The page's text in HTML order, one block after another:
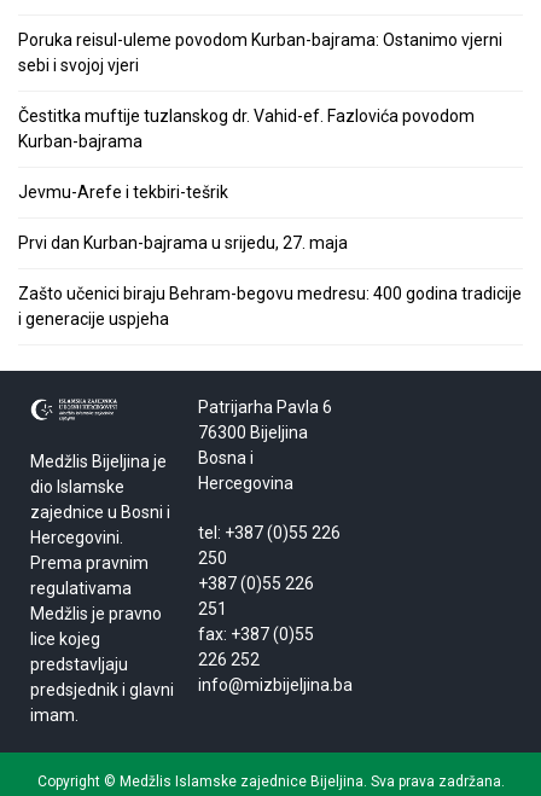
Poruka reisul-uleme povodom Kurban-bajrama: Ostanimo vjerni
sebi i svojoj vjeri
Čestitka muftije tuzlanskog dr. Vahid-ef. Fazlovića povodom
Kurban-bajrama
Jevmu-Arefe i tekbiri-tešrik
Prvi dan Kurban-bajrama u srijedu, 27. maja
Zašto učenici biraju Behram-begovu medresu: 400 godina tradicije
i generacije uspjeha
Medžlis Bijeljina je
dio Islamske
zajednice u Bosni i
Hercegovini.
Prema pravnim
regulativama
Medžlis je pravno
lice kojeg
predstavljaju
predsjednik i glavni
imam.
Patrijarha Pavla 6
76300 Bijeljina
Bosna i
Hercegovina
tel: +387 (0)55 226
250
+387 (0)55 226
251
fax: +387 (0)55
226 252
info@mizbijeljina.ba
Copyright © Medžlis Islamske zajednice Bijeljina. Sva prava zadržana.